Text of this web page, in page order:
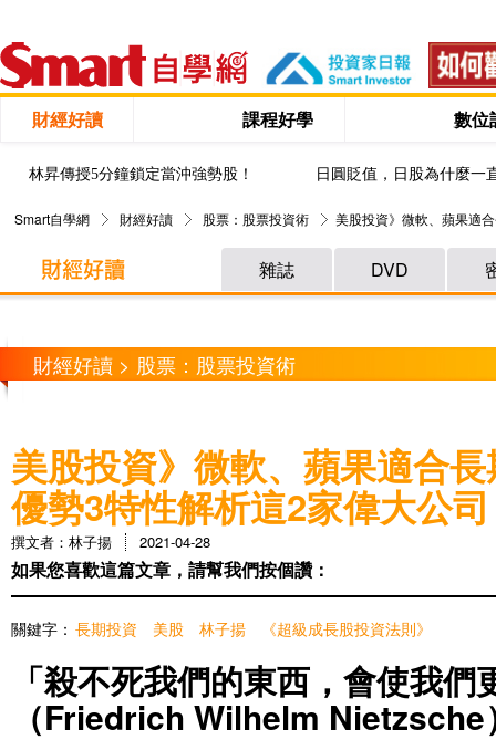
財經好讀 課程好學 數位
林昇傳授5分鐘鎖定當沖強勢股！ 日圓貶值，日股為什麼一
Smart自學網 財經好讀 股票：股票投資術 美股投資》微軟、蘋果適
雜誌 DVD
財經好讀 > 股票：股票投資術
美股投資》微軟、蘋果適合
優勢3特性解析這2家偉大公司
撰文者：林子揚 2021-04-28
如果您喜歡這篇文章，請幫我們按個讚：
關鍵字： 長期投資 美股 林子揚 《超級成長股投資法則》
「殺不死我們的東西，會使我
（Friedrich Wilhelm Nietzsche